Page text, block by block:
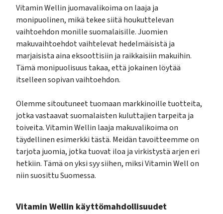
Vitamin Wellin juomavalikoima on laaja ja
monipuolinen, mikä tekee siitä houkuttelevan
vaihtoehdon monille suomalaisille. Juomien
makuvaihtoehdot vaihtelevat hedelmäisistä ja
marjaisista aina eksoottisiin ja raikkaisiin makuihin.
Tämä monipuolisuus takaa, että jokainen löytää
itselleen sopivan vaihtoehdon.
Olemme sitoutuneet tuomaan markkinoille tuotteita,
jotka vastaavat suomalaisten kuluttajien tarpeita ja
toiveita. Vitamin Wellin laaja makuvalikoima on
täydellinen esimerkki tästä. Meidän tavoitteemme on
tarjota juomia, jotka tuovat iloa ja virkistystä arjen eri
hetkiin. Tämä on yksi syy siihen, miksi Vitamin Well on
niin suosittu Suomessa.
Vitamin Wellin käyttömahdollisuudet